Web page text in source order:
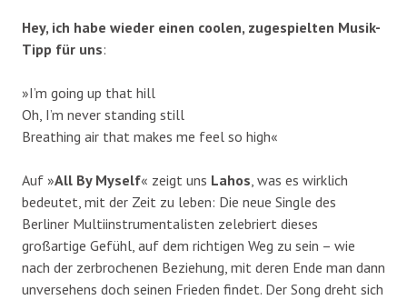
Hey, ich habe wieder einen coolen, zugespielten Musik-
Tipp für uns:
»I’m going up that hill
Oh, I’m never standing still
Breathing air that makes me feel so high«
Auf »All By Myself« zeigt uns Lahos , was es wirklich
bedeutet, mit der Zeit zu leben: Die neue Single des
Berliner Multiinstrumentalisten zelebriert dieses
großartige Gefühl, auf dem richtigen Weg zu sein – wie
nach der zerbrochenen Beziehung, mit deren Ende man dann
unversehens doch seinen Frieden findet. Der Song dreht sich